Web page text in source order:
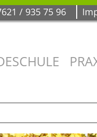
/ 935 75 96